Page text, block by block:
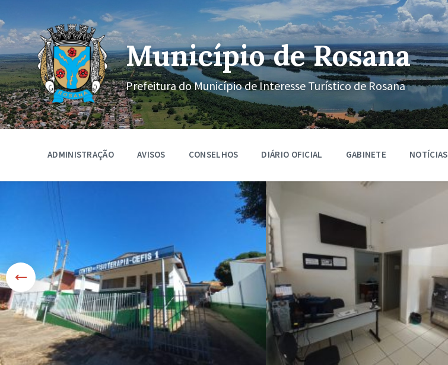
o
conteúdo
a
navegação
principal
o
rodapé
Município de Rosana
Prefeitura do Município de Interesse Turístico de Rosana
ADMINISTRAÇÃO AVISOS CONSELHOS DIÁRIO OFICIAL GABINETE NOTÍCIAS